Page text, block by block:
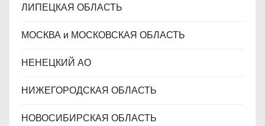
ЛИПЕЦКАЯ ОБЛАСТЬ
МОСКВА и МОСКОВСКАЯ ОБЛАСТЬ
НЕНЕЦКИЙ АО
НИЖЕГОРОДСКАЯ ОБЛАСТЬ
НОВОСИБИРСКАЯ ОБЛАСТЬ